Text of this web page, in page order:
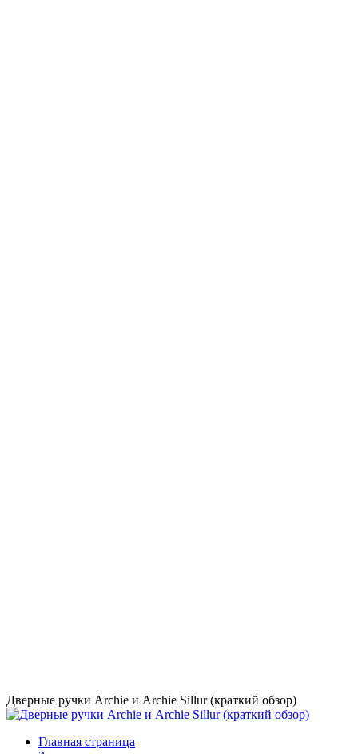
Дверные ручки Archie и Archie Sillur (краткий обзор)
Главная страница